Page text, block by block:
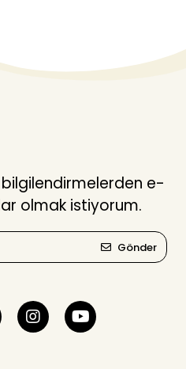
e-
olmak istiyorum.
Gönder